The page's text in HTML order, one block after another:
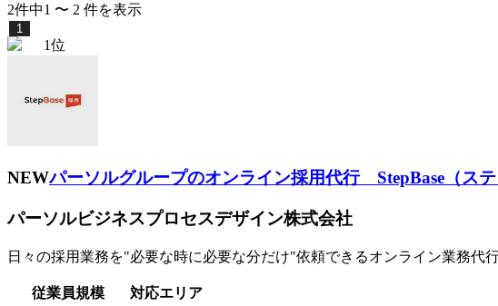
2件中1 〜 2 件を表示
1
1位
NEWパーソルグループのオンライン採用代行 StepBase（ス
パーソルビジネスプロセスデザイン株式会社
日々の採用業務を"必要な時に必要な分だけ"依頼できるオンライン業務代
従業員規模
対応エリア